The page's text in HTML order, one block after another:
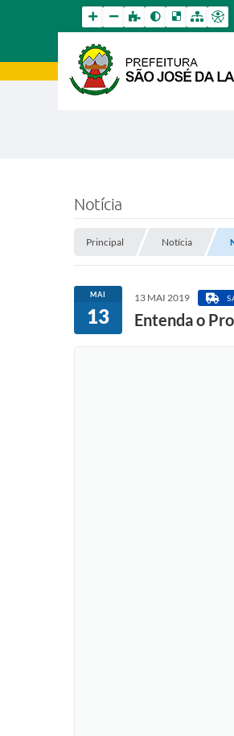
Notícia
Principal Notícia
MAI
13
13 MAI 2019
Entenda o